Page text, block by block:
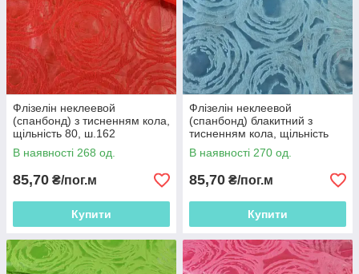
Флізелін неклеевой
(спанбонд) з тисненням кола,
щільність 80, ш.162
В наявності 268 од.
85,70 ₴/пог.м
Купити
Флізелін неклеевой
(спанбонд) блакитний з
тисненням кола, щільність
80, ш.162
В наявності 270 од.
85,70 ₴/пог.м
Купити